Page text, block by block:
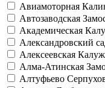
Авиамоторная
Автозаводская
Академическая
Александровский
Алексеевская
Алма-Атинская
Алтуфьево